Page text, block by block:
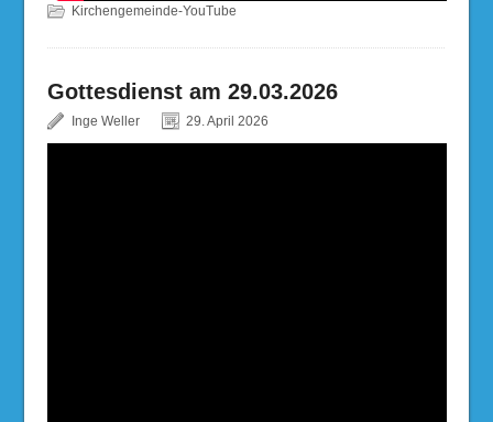
Kirchengemeinde-YouTube
Gottesdienst am 29.03.2026
Inge Weller 29. April 2026